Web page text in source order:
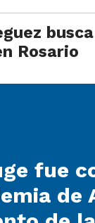
Rosario
fue
de